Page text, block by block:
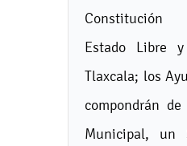
Estado Libre
Tlaxcala; los
compondrán
Municipal, un